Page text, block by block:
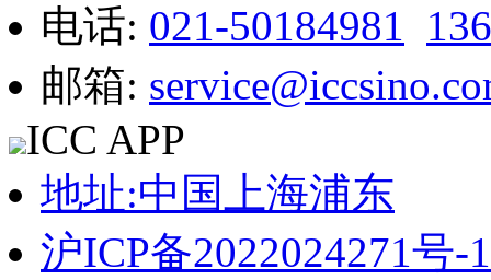
电话: 021-50184981
邮箱:
ICC APP
地址:中国上海浦东
沪ICP备2022024271号-1